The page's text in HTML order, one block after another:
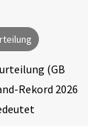
(GB
Rekord 2026